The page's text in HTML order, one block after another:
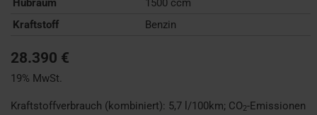
Kraftstoff
Benzin
28.390 €
19% MwSt.
Kraftstoffverbrauch (kombiniert): 5,7 l/100km; CO2-Emissionen